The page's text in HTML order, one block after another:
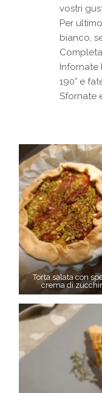
vostri
Per
bianco,
Infornate
190° e
Sfornate
Torta salata con
crema di